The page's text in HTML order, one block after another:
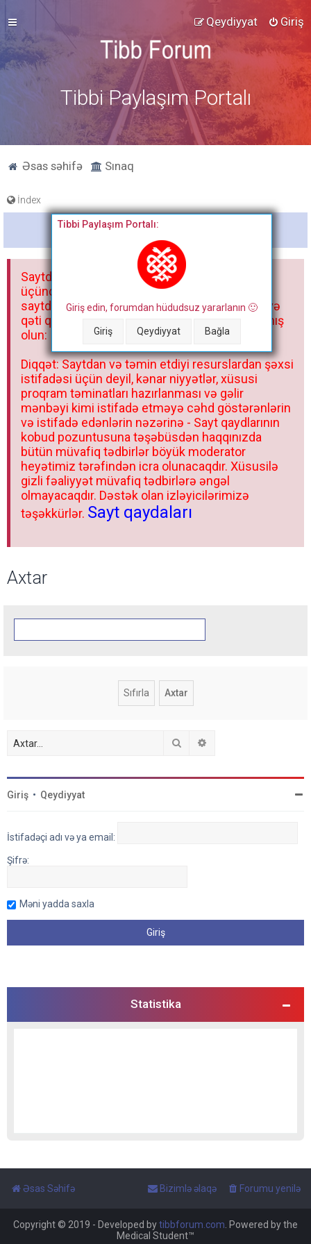
Giriş
Qeydiyyat
Tibbi Paylaşım Portalı
Əsas səhifə Sınaq
İndex
Bitdi
Tibbi Paylaşım Portalı:
Giriş edin, forumdan hüdudsuz yararlanın 🙂
Giriş Qeydiyyat Bağla
Saytdakı materiallar yalnız fərdi istifadəniz
üçündür. Materialları istisnasız heç bir qrupda,
saytda və sosial şəbəkədə paylaşmaq olmaz və
qəti qadağandır! Forum qaydaları ilə mütləq tanış
olun:
Diqqət: Saytdan və təmin etdiyi resurslardan şəxsi
istifadəsi üçün deyil, kənar niyyətlər, xüsusi
proqram təminatları hazırlanması və gəlir
mənbəyi kimi istifadə etməyə cəhd göstərənlərin
və istifadə edənlərin nəzərinə - Sayt qaydlarının
kobud pozuntusuna təşəbüsdən haqqınızda
bütün müvafiq tədbirlər böyük moderator
heyətimiz tərəfindən icra olunacaqdır. Xüsusilə
gizli fəaliyyət müvafiq tədbirlərə əngəl
olmayacaqdır. Dəstək olan izləyicilərimizə
təşəkkürlər. Sayt qaydaları
Axtar
Axtar
Giriş • Qeydiyyat
İstifadəçi adı və ya email:
Şifrə:
Məni yadda saxla
Statistika
Əsas Səhifə Forumu yenilə
Bizimlə əlaqə
Copyright © 2019 - Developed bytibbforum.com . Powered by the
Medical Student™